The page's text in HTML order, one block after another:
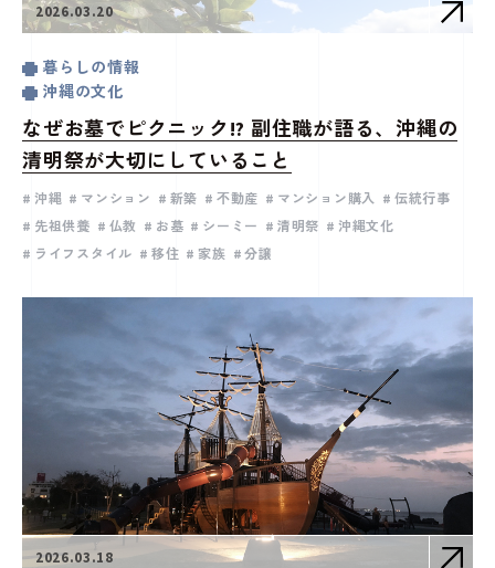
2026.03.20
暮らしの情報
沖縄の文化
なぜお墓でピクニック!? 副住職が語る、沖縄の
清明祭が大切にしていること
沖縄 マンション 新築 不動産 マンション購入
伝統行事
先祖供養
仏教 お墓 シーミー 清明祭
沖縄文化
ライフスタイル
移住 家族 分譲
2026.03.18